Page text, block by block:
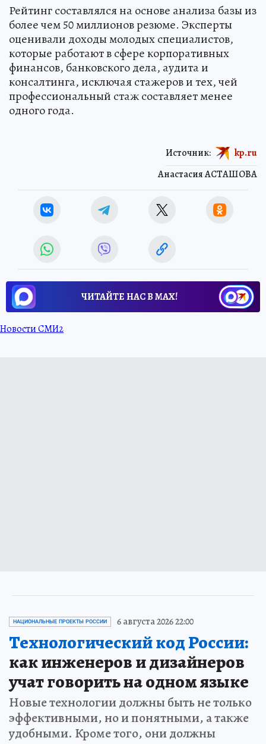
Рейтинг составлялся на основе анализа базы из
более чем 50 миллионов резюме. Эксперты
оценивали доходы молодых специалистов,
которые работают в сфере корпоративных
финансов, банковского дела, аудита и
консалтинга, исключая стажеров и тех, чей
профессиональный стаж составляет менее
одного года.
Анастасия АСТАШОВА
Источник: kp.ru
ЧИТАЙТЕ НАС В МАХ!
Новости СМИ2
НАЦИОНАЛЬНЫЕ ПРОЕКТЫ РОССИИ 6 августа 2026 22:00
Технологический код России:
как инженеров и дизайнеров
учат говорить на одном языке
Новые технологии должны быть не только
эффективными, но и понятными, а также
удобными. Кроме того, они должны